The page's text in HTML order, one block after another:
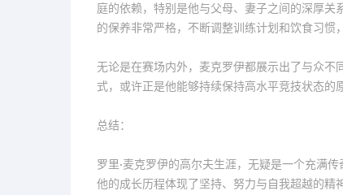
庭的依赖，特别是他与父母、妻子之间的深厚
的保养非常严格，不断调整训练计划和饮食习惯
无论是在赛场内外，麦克罗伊都展示出了与众
式，或许正是他能够持续保持高水平竞技状态的
总结：
罗里·麦克罗伊的高尔夫生涯，无疑是一个充满
他的成长历程体现了坚持、努力与自我超越的